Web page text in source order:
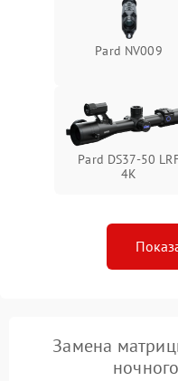
Pard NV009
Pard DS37-50
4K
Замена